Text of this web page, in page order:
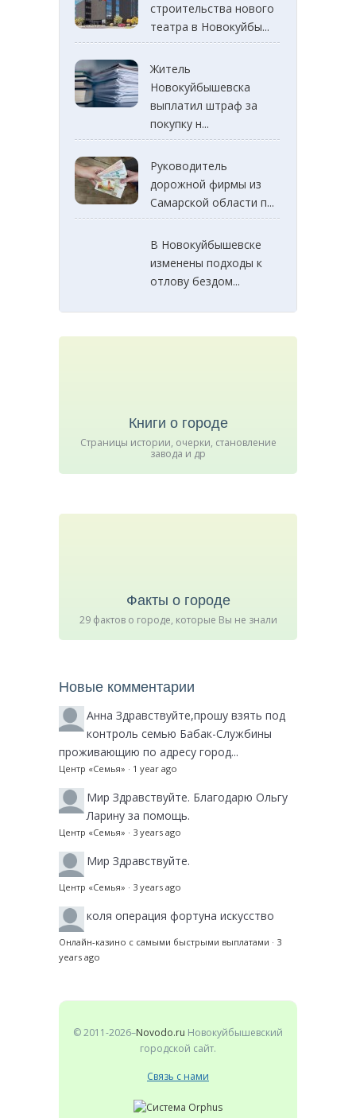
строительства нового
театра в Новокуйбы...
Житель
Новокуйбышевска
выплатил штраф за
покупку н...
Руководитель
дорожной фирмы из
Самарской области п...
В Новокуйбышевске
изменены подходы к
отлову бездом...
Книги о городе
Страницы истории, очерки, становление
завода и др
Факты о городе
29 фактов о городе, которые Вы не знали
Новые комментарии
Анна Здравствуйте,прошу взять под
контроль семью Бабак-Службины
проживающию по адресу город...
Центр «Семья» · 1 year ago
Мир Здравствуйте. Благодарю Ольгу
Ларину за помощь.
Центр «Семья» · 3 years ago
Мир Здравствуйте.
Центр «Семья» · 3 years ago
коля операция фортуна искусство
Онлайн-казино с самыми быстрыми выплатами · 3
years ago
© 2011-2026–Novodo.ru Новокуйбышевский
городской сайт.
Связь с нами